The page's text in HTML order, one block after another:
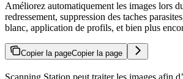
Améliorez automatiquement les images lors
redressement, suppression des taches
blanc, application de profils, et bien plus
Copier la pageCopier la page